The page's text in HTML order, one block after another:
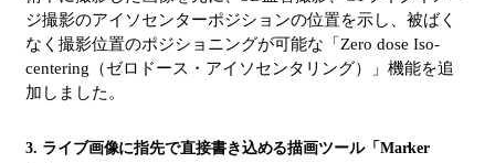
ジ撮影のアイソセンターポジションの位置を示し、被ばく
なく撮影位置のポジショニングが可能な「Zero dose Iso-
centering（ゼロドース・アイソセンタリング）」機能を追
加しました。
3. ライブ画像に指先で直接書き込める描画ツール「Marker